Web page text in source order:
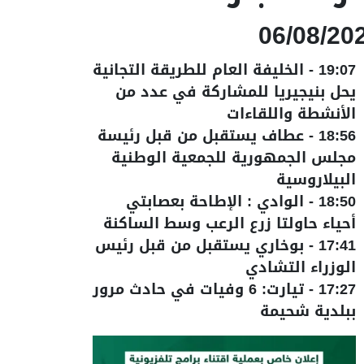
06/08/
19:07
- الخليفة العام للطريقة التجانية
يحل بنيجيريا للمشاركة في عدد من
الأنشطة واللقاءات
18:56
-عطاف يستقبل من قبل رئيسة
مجلس الجمهورية للجمعية الوطنية
البيلاروسية
18:50
- الوادي : الإطاحة بعصابتي
أحياء حاولتا زرع الرعب وسط الساكنة
17:41
- بوخاري يستقبل من قبل رئيس
الوزراء التشادي
17:27
- تيارت: 6 وفيات في حادث مرور
ببلدية شحيمة